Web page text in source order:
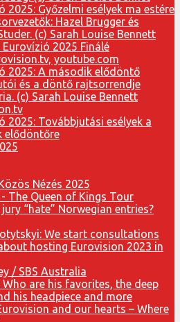
2025: Győzelmi esélyek ma estére
Eurovízió 2025 Finálé
2025: A második elődöntő
és a döntő rajtsorrendje
2025: Továbbjutási esélyek a
elődöntőre
Nézés 2025
“hate” Norwegian entries?
We start consultations
hosting Eurovision 2023 in
Who are his favorites, the deep
his headpiece and more
and our hearts – Where